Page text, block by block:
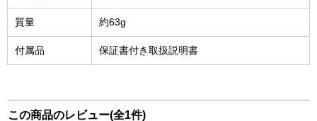
質量 約63g
付属品 保証書付き取扱説明書
この商品のレビュー(全1件)